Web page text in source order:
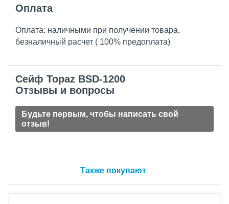
Оплата
Оплата: наличными при получении товара,
безналичный расчет ( 100% предоплата)
Сейф Topaz BSD-1200
Отзывы и вопросы
Будьте первым, чтобы написать свой
отзыв!
Также покупают